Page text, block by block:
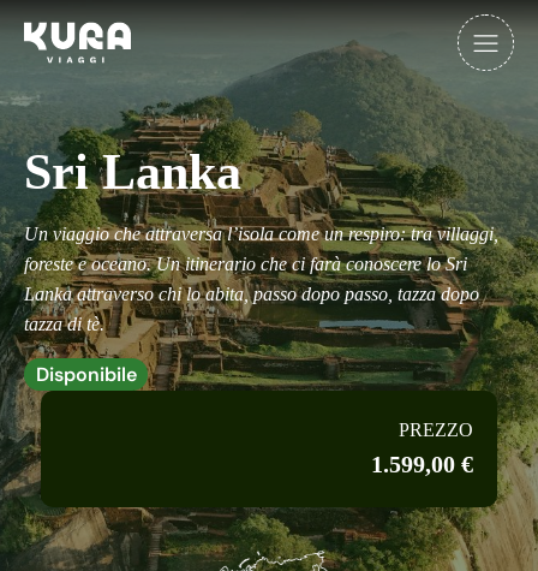
Sri Lanka
Un viaggio che attraversa l’isola come un respiro: tra villaggi,
foreste e oceano. Un itinerario che ci farà conoscere lo Sri
Lanka attraverso chi lo abita, passo dopo passo, tazza dopo
tazza di tè.
Disponibile
PREZZO
1.599,00 €